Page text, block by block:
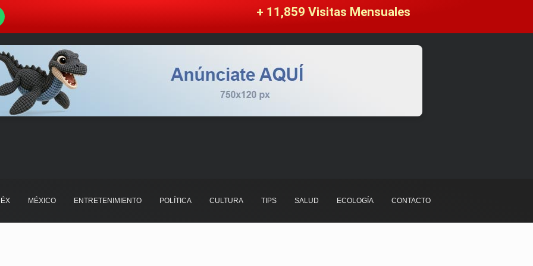
+ 11,859 Visitas Mensuales
MÉXICO ENTRETENIMIENTO POLÍTICA CULTURA TIPS SALUD ECOLOGÍA CONTACTO